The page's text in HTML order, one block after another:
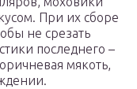
При их сборе
не срезать
последнего –
мякоть,